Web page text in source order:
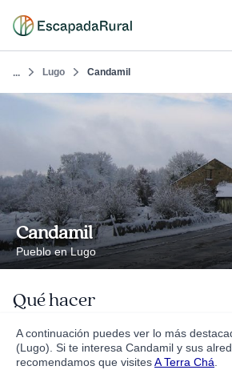
... Lugo Candamil
Candamil
Pueblo en Lugo
Qué hacer
A continuación puedes ver lo más
(Lugo). Si te interesa Candamil y sus
recomendamos que visitesA Terra Chá